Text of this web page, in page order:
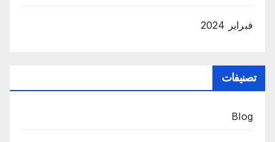
فبراير 2024
تصنيفات
Blog